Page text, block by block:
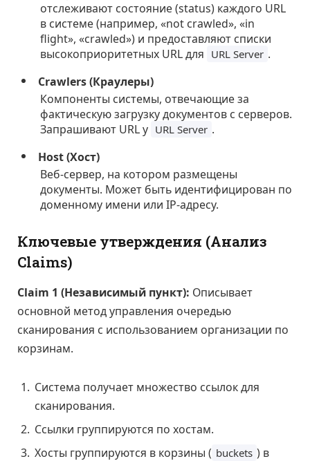
отслеживают состояние (status) каждого URL
в системе (например, «not crawled», «in
flight», «crawled») и предоставляют списки
высокоприоритетных URL для URL Server .
Crawlers (Краулеры)
Компоненты системы, отвечающие за
фактическую загрузку документов с серверов.
Запрашивают URL у URL Server .
Host (Хост)
Веб-сервер, на котором размещены
документы. Может быть идентифицирован по
доменному имени или IP-адресу.
Ключевые утверждения (Анализ
Claims)
Claim 1 (Независимый пункт): Описывает
основной метод управления очередью
сканирования с использованием организации по
корзинам.
Система получает множество ссылок для
сканирования.
Ссылки группируются по хостам.
Хосты группируются в корзины ( buckets ) в